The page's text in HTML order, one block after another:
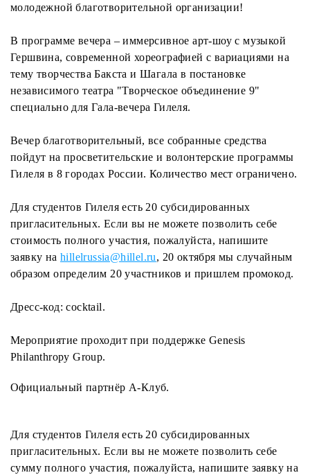
молодежной благотворительной организации!
В программе вечера – иммерсивное арт-шоу с музыкой
Гершвина, современной хореографией с вариациями на
тему творчества Бакста и Шагала в постановке
независимого театра "Творческое объединение 9"
специально для Гала-вечера Гилеля.
Вечер благотворительный, все собранные средства
пойдут на просветительские и волонтерские программы
Гилеля в 8 городах России. Количество мест ограничено.
Для студентов Гилеля есть 20 субсидированных
пригласительных. Если вы не можете позволить себе
стоимость полного участия, пожалуйста, напишите
заявку наhillelrussia@hillel.ru, 20 октября мы случайным
образом определим 20 участников и пришлем промокод.
Дресс-код: cocktail.
Мероприятие проходит при поддержке Genesis
Philanthropy Group.
Официальный партнёр А-Клуб.
Для студентов Гилеля есть 20 субсидированных
пригласительных. Если вы не можете позволить себе
сумму полного участия, пожалуйста, напишите заявку на